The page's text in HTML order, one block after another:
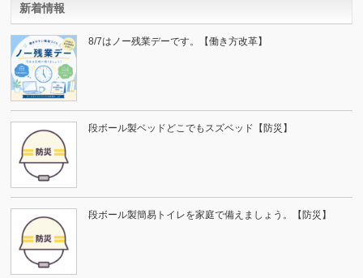
新着情報
8/7はノー残業デーです。【働き方改革】
段ボール製ベッドどこでもスズベッド【防災】
段ボール製簡易トイレを家庭で備えましょう。【防災】